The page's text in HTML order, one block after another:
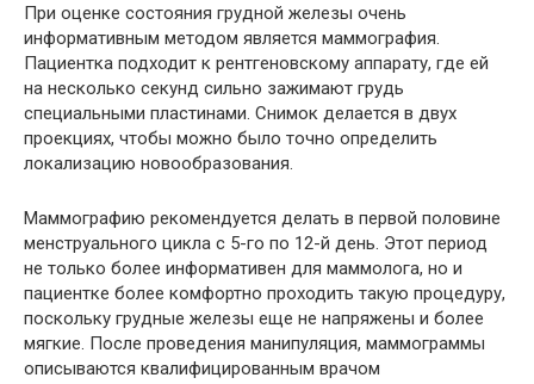
При оценке состояния грудной железы очень
информативным методом является маммография.
Пациентка подходит к рентгеновскому аппарату, где ей
на несколько секунд сильно зажимают грудь
специальными пластинами. Снимок делается в двух
проекциях, чтобы можно было точно определить
локализацию новообразования.
Маммографию рекомендуется делать в первой половине
менструального цикла с 5-го по 12-й день. Этот период
не только более информативен для маммолога, но и
пациентке более комфортно проходить такую процедуру,
поскольку грудные железы еще не напряжены и более
мягкие. После проведения манипуляция, маммограммы
описываются квалифицированным врачом